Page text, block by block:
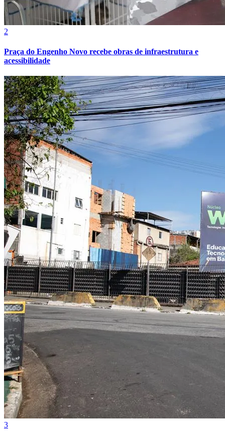
Atlético-MG
Cruzeiro
2
Praça do Engenho Novo recebe obras de infraestrutura e
acessibilidade
3